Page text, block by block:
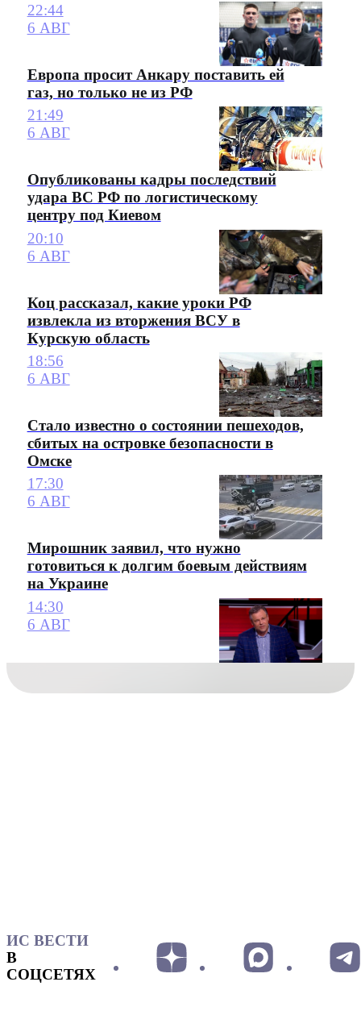
22:44
6 АВГ
Европа просит Анкару поставить ей
газ, но только не из РФ
21:49
6 АВГ
Опубликованы кадры последствий
удара ВС РФ по логистическому
центру под Киевом
20:10
6 АВГ
Коц рассказал, какие уроки РФ
извлекла из вторжения ВСУ в
Курскую область
18:56
6 АВГ
Стало известно о состоянии пешеходов,
сбитых на островке безопасности в
Омске
17:30
6 АВГ
Мирошник заявил, что нужно
готовиться к долгим боевым действиям
на Украине
14:30
6 АВГ
ИС ВЕСТИ
В
СОЦСЕТЯХ